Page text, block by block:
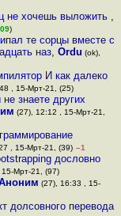
не хочешь выложить ,
)
те сорцы вместе с
наз,Ordu (ok),
И как далеко
, 15-Мрт-21, (25)
знаете других
(27), 12:12 , 15-Мрт-21,
, 15-Мрт-21, (39) –1
дословно
Мрт-21, (97)
(27), 16:33 , 15-
долсовного перевода